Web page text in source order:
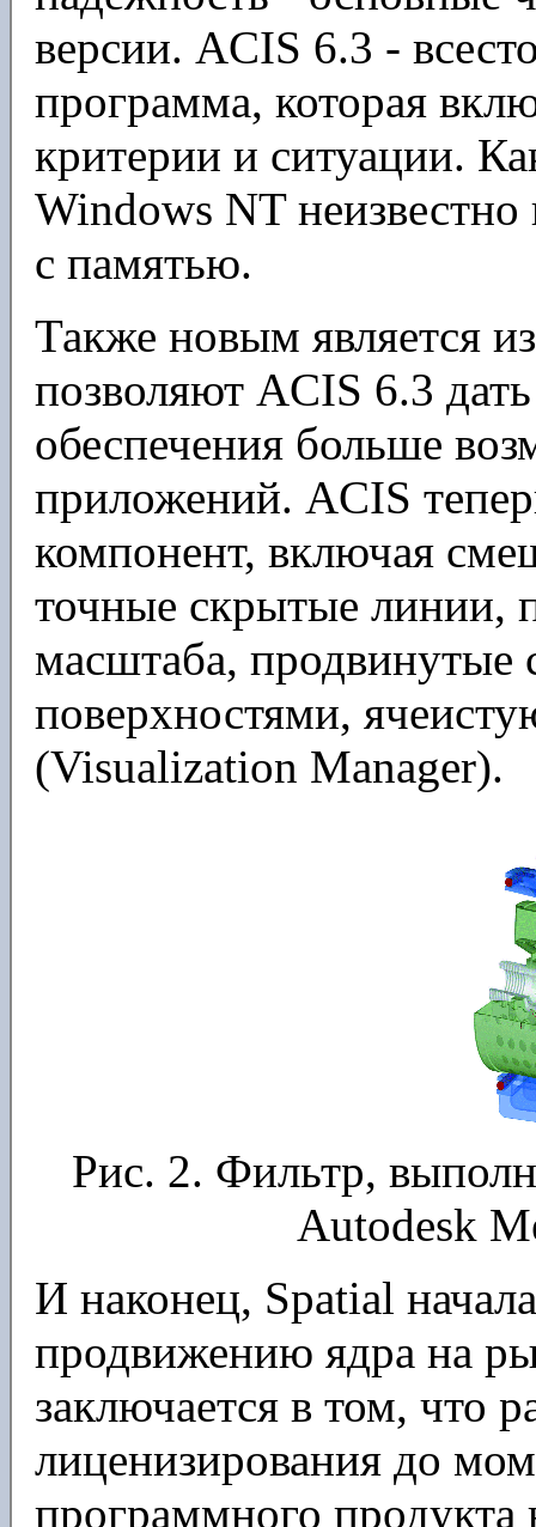
версии. ACIS 6.3 -
программа, которая
критерии и ситуации.
Windows NT
с памятью.
Также новым является
позволяют ACIS 6.3
обеспечения больше
приложений. ACIS
компонент, включая
точные скрытые линии,
масштаба, продвинутые
поверхностями,
(Visualization Manager).
Рис. 2. Фильтр,
Autodesk
И наконец, Spatial
продвижению ядра на
заключается в том, что
лиценизирования до
программного продукта